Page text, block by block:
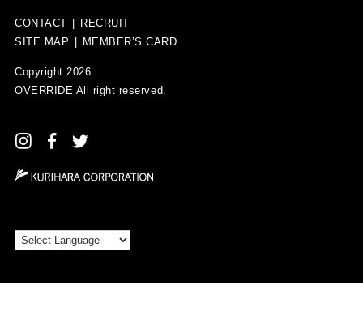
CONTACT
RECRUIT
SITE MAP
MEMBER’S CARD
Copyright 2026
OVERRIDE All right reserved.